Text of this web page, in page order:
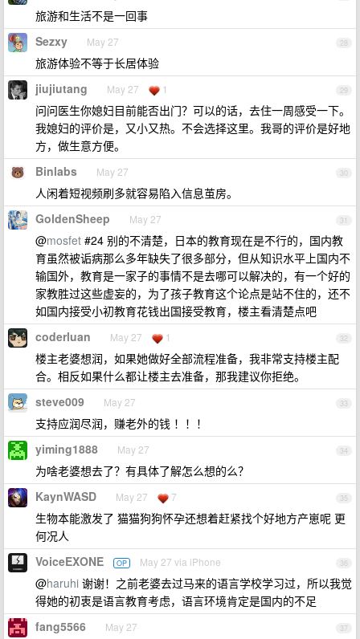
旅游和生活不是一回事
28
Sezxy May 27
旅游体验不等于长居体验
29
jiujiutang May 27 1
问问医生你媳妇目前能否出门？可以的话，去住一周感受一下。
我媳妇的评价是，又小又热。不会选择这里。我哥的评价是好地
方，做生意方便。
30
Binlabs May 27
人闲着短视频刷多就容易陷入信息茧房。
31
GoldenSheep May 27
@mosfet #24 别的不清楚，日本的教育现在是不行的，国内教
育虽然被诟病那么多年缺失了很多部分，但从知识水平上国内不
输国外，教育是一家子的事情不是去哪可以解决的，有一个好的
家教胜过这些虚妄的，为了孩子教育这个论点是站不住的，还不
如国内接受小初教育花钱出国接受教育，楼主看清楚点吧
32
coderluan May 27 1
楼主老婆想润，如果她做好全部流程准备，我非常支持楼主配
合。相反如果什么都让楼主去准备，那我建议你拒绝。
33
steve009 May 27
支持应润尽润，赚老外的钱 ！！！
34
yiming1888 May 27
为啥老婆想去了？有具体了解怎么想的么？
35
KaynWASD May 27 7
生物本能激发了 猫猫狗狗怀孕还想着赶紧找个好地方产崽呢 更
何况人
36
VoiceEXONE OP May 27 via iPhone
@haruhi 谢谢！之前老婆去过马来的语言学校学习过，所以我觉
得她的初衷是语言教育考虑，语言环境肯定是国内的不足
37
fang5566 May 27